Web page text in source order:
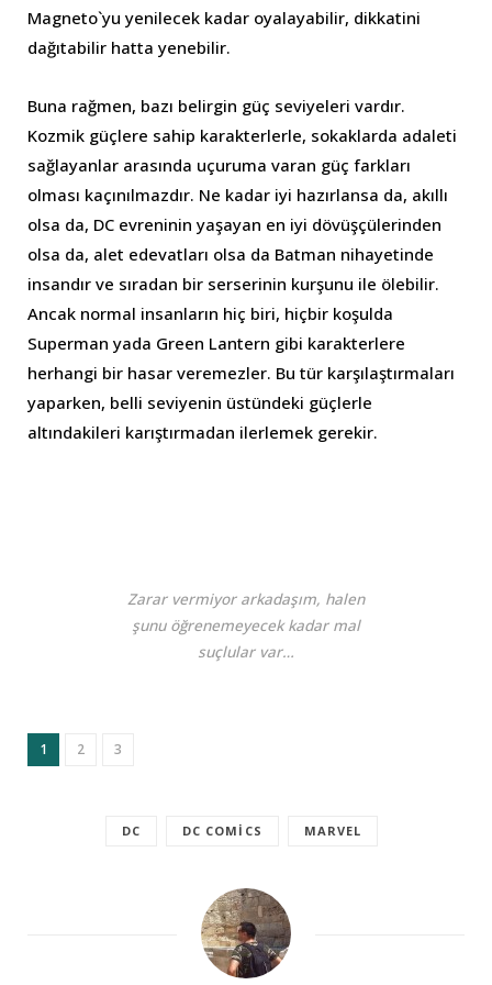
Magneto`yu yenilecek kadar oyalayabilir, dikkatini
dağıtabilir hatta yenebilir.
Buna rağmen, bazı belirgin güç seviyeleri vardır.
Kozmik güçlere sahip karakterlerle, sokaklarda adaleti
sağlayanlar arasında uçuruma varan güç farkları
olması kaçınılmazdır. Ne kadar iyi hazırlansa da, akıllı
olsa da, DC evreninin yaşayan en iyi dövüşçülerinden
olsa da, alet edevatları olsa da Batman nihayetinde
insandır ve sıradan bir serserinin kurşunu ile ölebilir.
Ancak normal insanların hiç biri, hiçbir koşulda
Superman yada Green Lantern gibi karakterlere
herhangi bir hasar veremezler. Bu tür karşılaştırmaları
yaparken, belli seviyenin üstündeki güçlerle
altındakileri karıştırmadan ilerlemek gerekir.
Zarar vermiyor arkadaşım, halen
şunu öğrenemeyecek kadar mal
suçlular var…
1 2 3
DC DC COMICS MARVEL